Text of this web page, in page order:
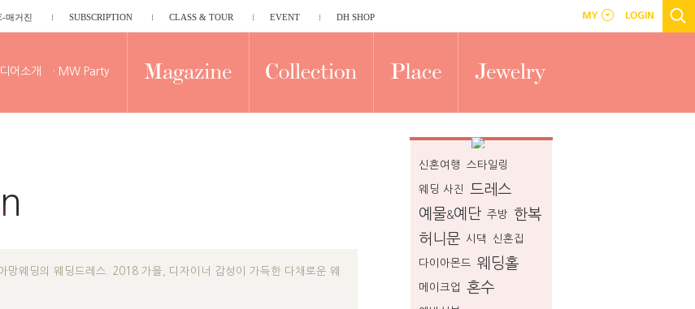
매거진 SUBSCRIPTION CLASS & TOUR EVENT DH SHOP
어소개 · MW Party
망웨딩의 웨딩드레스. 2018 가을, 디자이너 감성이 가득한 다채로운 웨
신혼여행 스타일링
웨딩 사진
드레스
예물&예단 주방
한복
허니문
시댁 신혼집
다이아몬드 웨딩홀
메이크업 혼수